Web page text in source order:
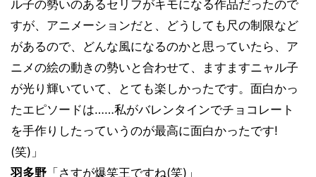
ル子の勢いのあるセリフがキモになる作品だったので
すが、アニメーションだと、どうしても尺の制限など
があるので、どんな風になるのかと思っていたら、ア
ニメの絵の動きの勢いと合わせて、ますますニャル子
が光り輝いていて、とても楽しかったです。面白かっ
たエピソードは……私がバレンタインでチョコレート
を手作りしたっていうのが最高に面白かったです!
(笑)」
羽多野 「さすが爆笑王ですね(笑)」